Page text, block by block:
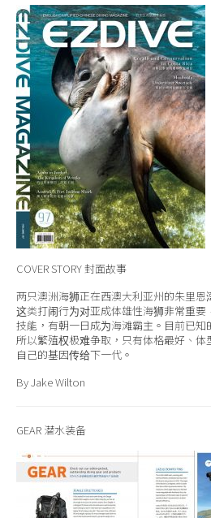
COVER STORY封面故事
两只澳洲海狮正在西澳大利亚州的朱里恩
这类打闹行为对亚成体雄性海狮非常重要
技能，有朝一日成为海滩霸主。目前已知
所以繁殖权极难争取，只有体格最好、
自己的基因传给下一代。
By Jake Wilton
GEAR 潜水装备